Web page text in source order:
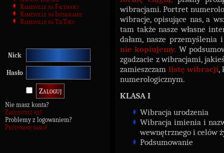
Ramesville na Facebooku
Ramesville na Instagramie
Ramesville na TikToku
Nick
Hasło
Nie masz konta?
Zarejestruj się!
Problemy z logowaniem?
Przypomnij hasło!
wibracjami. Portret
wibracje, opisujące nas, a
tam także nasze własne
dałam, nasze
nie kopiujemy. W
zgadzacie z wibracjami,
zamieszczam listę wibracji,
numerologicznym.
KLASA I
Wibracja urodzenia
Wibracja imienia i
wewnętrznego i celów
Podsumowanie